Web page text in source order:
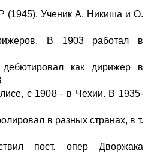
(1945). Ученик А. Никиша и О.
В 1903 работал в
как дирижер в
с 1908 - в Чехии. В 1935-
в разных странах, в т.
пост. опер Дворжака